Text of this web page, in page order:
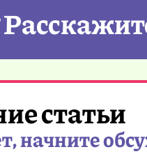
статьи
начните